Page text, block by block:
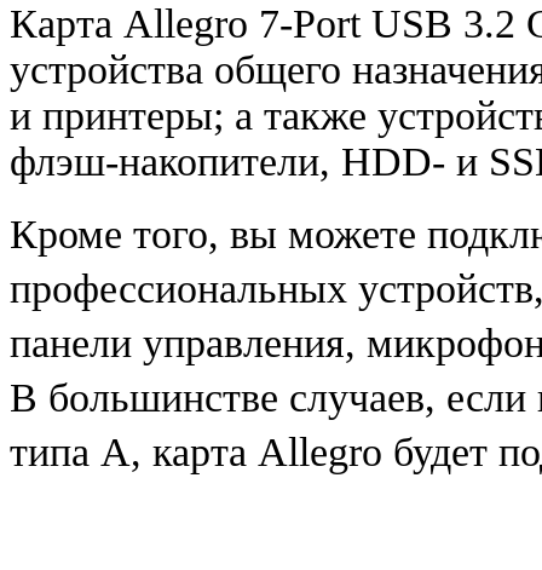
Карта Allegro 7-Port USB 3.2
устройства общего
и принтеры; а также
флэш-накопители, HDD- и
Кроме того, вы можете
профессиональных устройств
панели управления,
В большинстве случаев, если
типа A, карта Allegro будет